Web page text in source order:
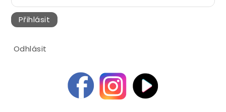
Přihlásit
Odhlásit